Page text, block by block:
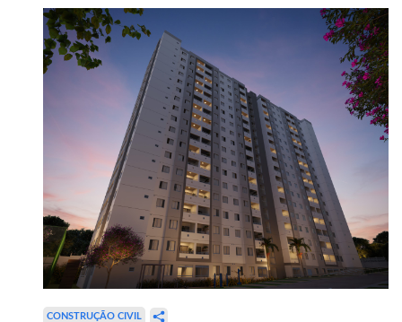
CONSTRUÇÃO CIVIL